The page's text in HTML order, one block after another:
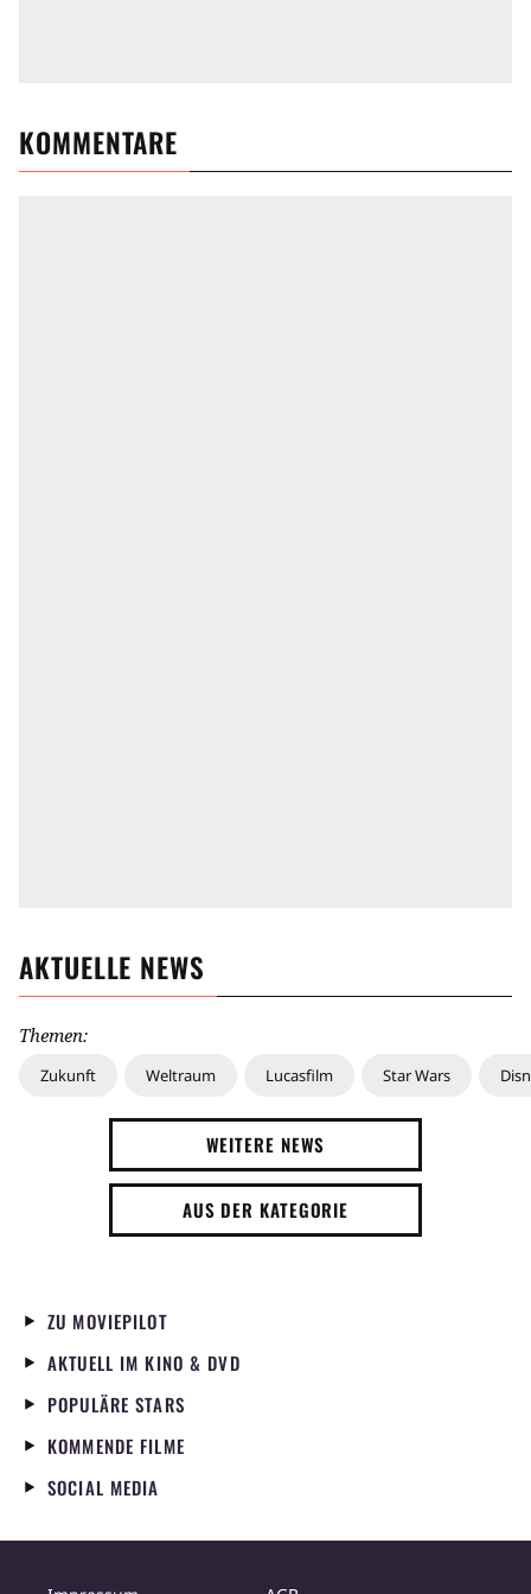
KOMMENTARE
AKTUELLE NEWS
Themen:
Zukunft Weltraum Lucasfilm Star Wars
WEITERE NEWS
AUS DER KATEGORIE
ZU MOVIEPILOT
AKTUELL IM KINO & DVD
POPULÄRE STARS
KOMMENDE FILME
SOCIAL MEDIA